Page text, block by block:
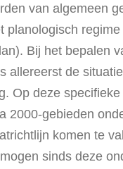
van algemeen
planologisch regime
Bij het bepalen
allereerst de
Op deze
2000-gebieden
komen te
sinds deze